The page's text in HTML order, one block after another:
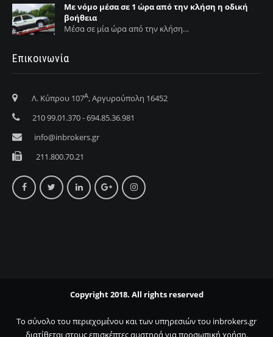
Με νόμο μέσα σε 1 ώρα από την κλήση η οδική
βοήθεια
Μέσα σε μία ώρα από την κλήση…
Επικοινωνία
Λ. Κύπρου 107Α, Αργυρούπολη 16452
210 99.01.370 - 694.85.36.981
info@inbrokers.gr
211.800.70.21
Copyright 2018. All rights reserved
Το σύνολο του περιεχομένου και των υπηρεσιών του inbrokers.gr
διατίθεται στους επισκέπτες αυστηρά για προσωπική χρήση.